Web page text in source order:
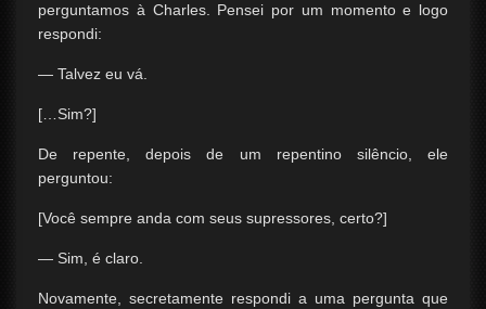
perguntamos à Charles. Pensei por um momento e logo
respondi:
— Talvez eu vá.
[…Sim?]
De repente, depois de um repentino silêncio, ele
perguntou:
[Você sempre anda com seus supressores, certo?]
— Sim, é claro.
Novamente, secretamente respondi a uma pergunta que